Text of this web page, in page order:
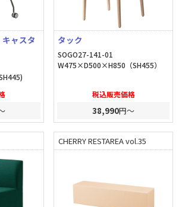
ャスタ
タック
SOGO27-141-01
W475×D500×H850（SH455）
税込販売価格
38,990円～
CHERRY RESTAREA vol.35